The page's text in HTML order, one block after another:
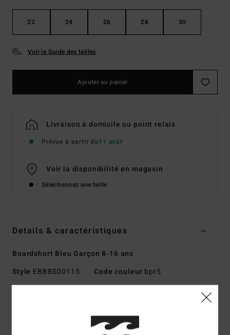
22 24 26 28 30
Voir le Guide des tailles
Ajouter au panier
Livraison à domicile ou point relais
Prévue à partir du11 août
Voir la disponibilité en magasin
Sélectionnez une taille
Details & caractéristiques
Boardshort Bleu Garçon 8-16 ans
Style EBBBS00115 Code couleur bpr5
Upcycler extensible dans les 4 sens
Une matière ultra performante fabriquée à partir de